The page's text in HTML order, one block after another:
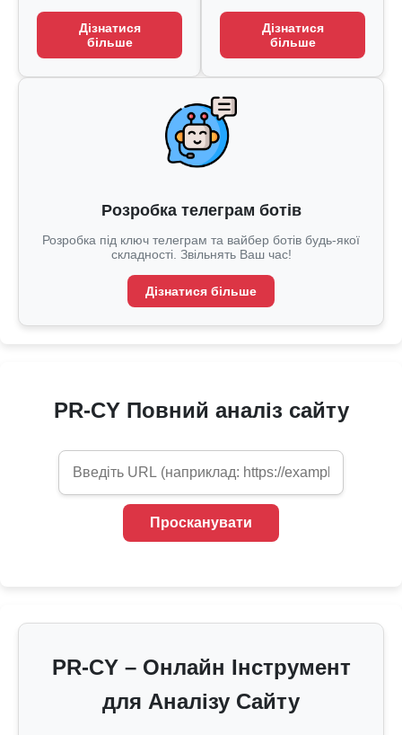
Дізнатися
більше
Дізнатися
більше
Розробка телеграм ботів
Розробка під ключ телеграм та вайбер ботів будь-якої
складності. Звільнять Ваш час!
Дізнатися більше
PR-CY Повний аналіз сайту
PR-CY – Онлайн Інструмент
для Аналізу Сайту